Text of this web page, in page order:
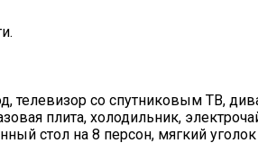
телевизор со спутниковым ТВ,
плита, холодильник,
стол на 8 персон, мягкий